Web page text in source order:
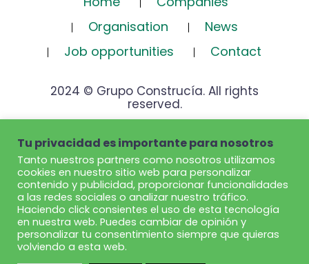
Organisation
News
Job opportunities
Contact
2024 © Grupo Construcía. All rights
reserved.
Legal Notice
Cookies Policy
Privacy policy
Ethics and Compliance
Tu privacidad es importante para nosotros
Tanto nuestros partners como nosotros utilizamos
cookies en nuestro sitio web para personalizar
contenido y publicidad, proporcionar funcionalidades
a las redes sociales o analizar nuestro tráfico.
Haciendo click consientes el uso de esta tecnología
en nuestra web. Puedes cambiar de opinión y
personalizar tu consentimiento siempre que quieras
volviendo a esta web.